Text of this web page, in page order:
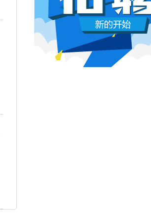
6月26日 10:03:00
影视行业冷透了：167个人抢一
顶流演员台上求工作
董子健领奖的时候说："我还是演员董
合适的角色可以找我，档期很空。"刘